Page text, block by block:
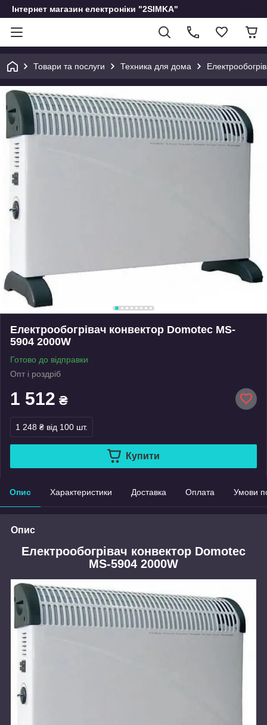
Інтернет магазин електроніки "2SIMKA"
Товари та послуги Техника для дома
Електрообогрівач конвектор Domotec MS-
5904 2000W
Готово до відправки
Опт і роздріб
1 512 ₴
1 248 ₴ від 100 шт.
Купити
Опис Характеристики Доставка Оплата Умови
Опис
Електрообогрівач конвектор Domotec
MS-5904 2000W